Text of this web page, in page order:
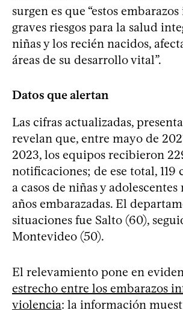
surgen es que “estos
graves riesgos para la salud
niñas y los recién nacidos,
áreas de su desarrollo vital”.
Datos que alertan
Las cifras actualizadas,
revelan que, entre mayo de
2023, los equipos recibieron
notificaciones; de ese total, 119
a casos de niñas y adolescentes
años embarazadas. El
situaciones fue Salto (60),
Montevideo (50).
El relevamiento pone en
estrecho entre los embarazos
violencia: la información